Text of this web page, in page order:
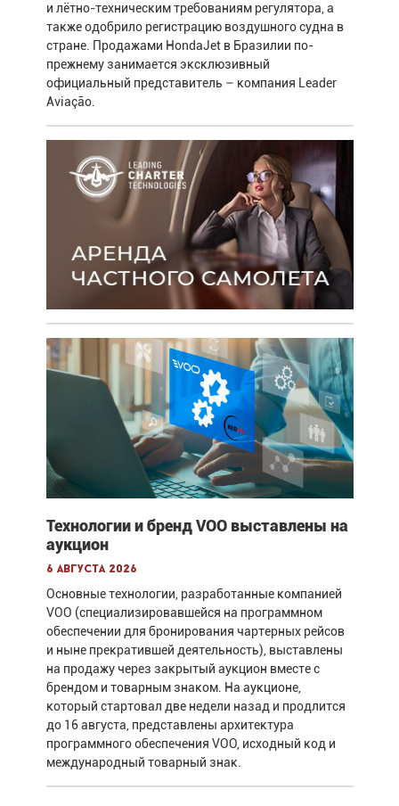
и лётно-техническим требованиям регулятора, а
также одобрило регистрацию воздушного судна в
стране. Продажами HondaJet в Бразилии по-
прежнему занимается эксклюзивный
официальный представитель – компания Leader
Aviação.
Технологии и бренд VOO выставлены на
аукцион
6 августа 2026
Основные технологии, разработанные компанией
VOO (специализировавшейся на программном
обеспечении для бронирования чартерных рейсов
и ныне прекратившей деятельность), выставлены
на продажу через закрытый аукцион вместе с
брендом и товарным знаком. На аукционе,
который стартовал две недели назад и продлится
до 16 августа, представлены архитектура
программного обеспечения VOO, исходный код и
международный товарный знак.